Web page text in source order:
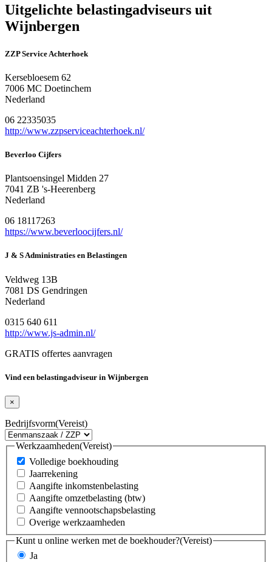
Uitgelichte belastingadviseurs uit
Wijnbergen
ZZP Service Achterhoek
Kersebloesem 62
7006 MC Doetinchem
Nederland
06 22335035
http://www.zzpserviceachterhoek.nl/
Beverloo Cijfers
Plantsoensingel Midden 27
7041 ZB 's-Heerenberg
Nederland
06 18117263
https://www.beverloocijfers.nl/
J & S Administraties en Belastingen
Veldweg 13B
7081 DS Gendringen
Nederland
0315 640 611
http://www.js-admin.nl/
GRATIS offertes aanvragen
Vind een belastingadviseur in Wijnbergen
×
Bedrijfsvorm(Vereist)
Werkzaamheden(Vereist)
Volledige boekhouding
Jaarrekening
Aangifte inkomstenbelasting
Aangifte omzetbelasting (btw)
Aangifte vennootschapsbelasting
Overige werkzaamheden
Kunt u online werken met de boekhouder?(Vereist)
Ja